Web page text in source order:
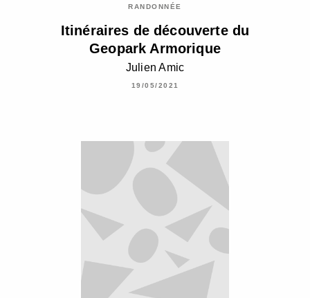
RANDONNÉE
Itinéraires de découverte du
Geopark Armorique
Julien Amic
19/05/2021